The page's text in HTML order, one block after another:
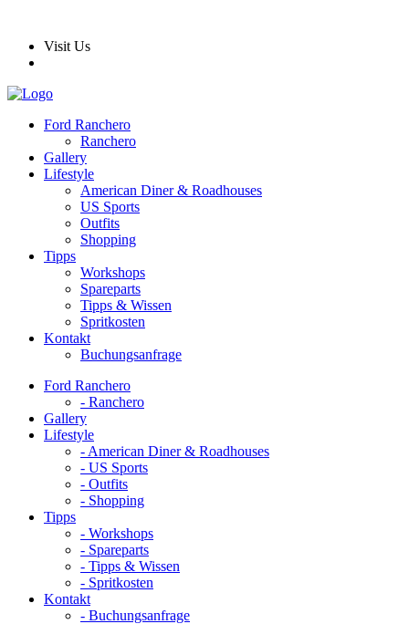
Visit Us
Ford Ranchero
Ranchero
Gallery
Lifestyle
American Diner & Roadhouses
US Sports
Outfits
Shopping
Tipps
Workshops
Spareparts
Tipps & Wissen
Spritkosten
Kontakt
Buchungsanfrage
Ford Ranchero
- Ranchero
Gallery
Lifestyle
- American Diner & Roadhouses
- US Sports
- Outfits
- Shopping
Tipps
- Workshops
- Spareparts
- Tipps & Wissen
- Spritkosten
Kontakt
- Buchungsanfrage